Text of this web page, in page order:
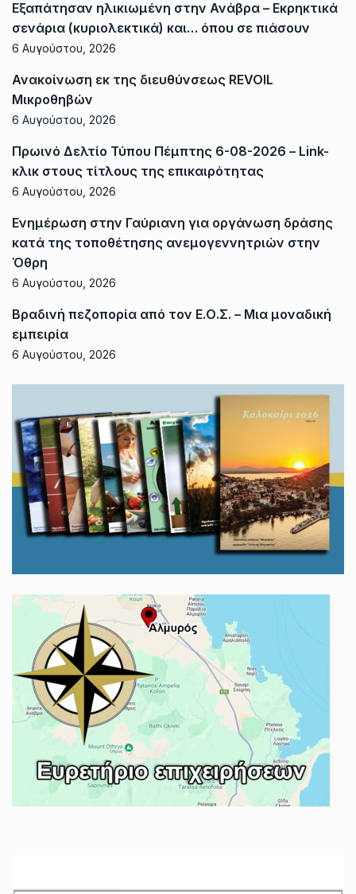
Εξαπάτησαν ηλικιωμένη στην Ανάβρα – Εκρηκτικά
σενάρια (κυριολεκτικά) και… όπου σε πιάσουν
6 Αυγούστου, 2026
Ανακοίνωση εκ της διευθύνσεως REVOIL
Μικροθηβών
6 Αυγούστου, 2026
Πρωινό Δελτίο Τύπου Πέμπτης 6-08-2026 – Link-
κλικ στους τίτλους της επικαιρότητας
6 Αυγούστου, 2026
Ενημέρωση στην Γαύριανη για οργάνωση δράσης
κατά της τοποθέτησης ανεμογεννητριών στην
Όθρη
6 Αυγούστου, 2026
Βραδινή πεζοπορία από τον Ε.Ο.Σ. – Μια μοναδική
εμπειρία
6 Αυγούστου, 2026